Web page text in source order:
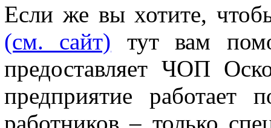
Если же вы хотите,
(см. сайт) тут вам
предоставляет ЧОП
предприятие
работников – только